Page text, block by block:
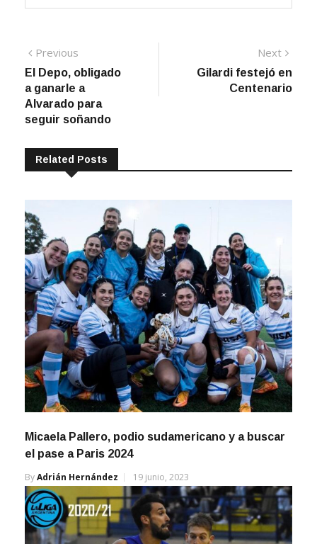
Navegación
de
entradas
Previous
post:
El Depo, obligado
a ganarle a
Alvarado para
seguir soñando
Next
Gilardi festejó en
Centenario
Related Posts
Micaela Pallero, podio sudamericano y a buscar
el pase a Paris 2024
ByAdrián Hernández 19 junio, 2023